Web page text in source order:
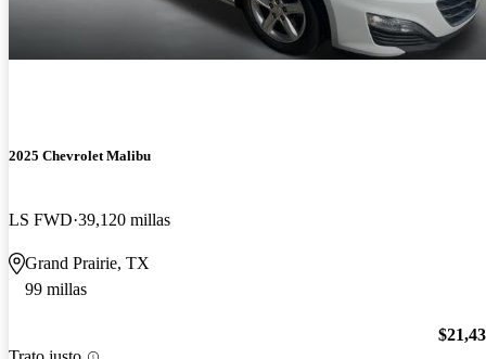
2025 Chevrolet Malibu
LS FWD 39,120 millas
Grand Prairie, TX
99 millas